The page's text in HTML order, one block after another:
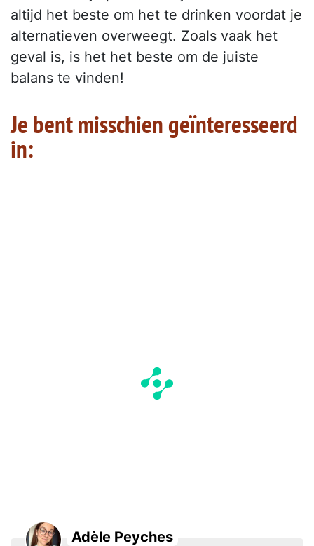
altijd het beste om het te drinken voordat je
alternatieven overweegt. Zoals vaak het
geval is, is het het beste om de juiste
balans te vinden!
Je bent misschien geïnteresseerd
in:
Adèle Peyches